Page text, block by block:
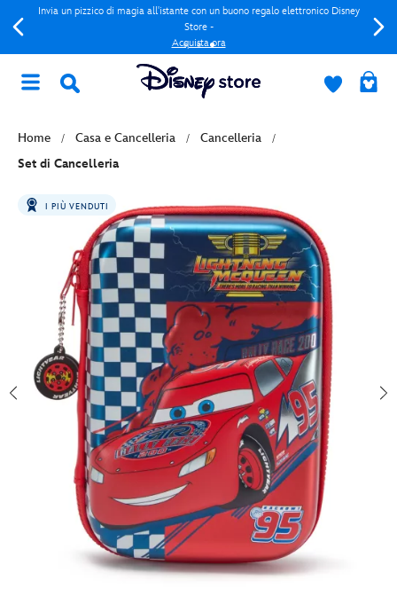
Invia un pizzico di magia all'istante con un buono regalo elettronico Disney
Store -
Acquista ora
Home Casa e Cancelleria
Cancelleria
Set di Cancelleria
I PIÙ VENDUTI